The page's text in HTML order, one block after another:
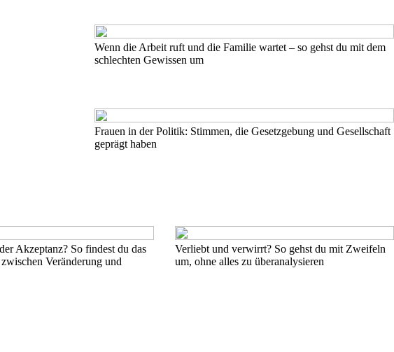
Wenn die Arbeit ruft und die Familie wartet – so gehst du mit dem
schlechten Gewissen um
Frauen in der Politik: Stimmen, die Gesetzgebung und Gesellschaft
geprägt haben
Akzeptanz? So findest du das
Veränderung und
Verliebt und verwirrt? So gehst du mit Zweifeln
um, ohne alles zu überanalysieren